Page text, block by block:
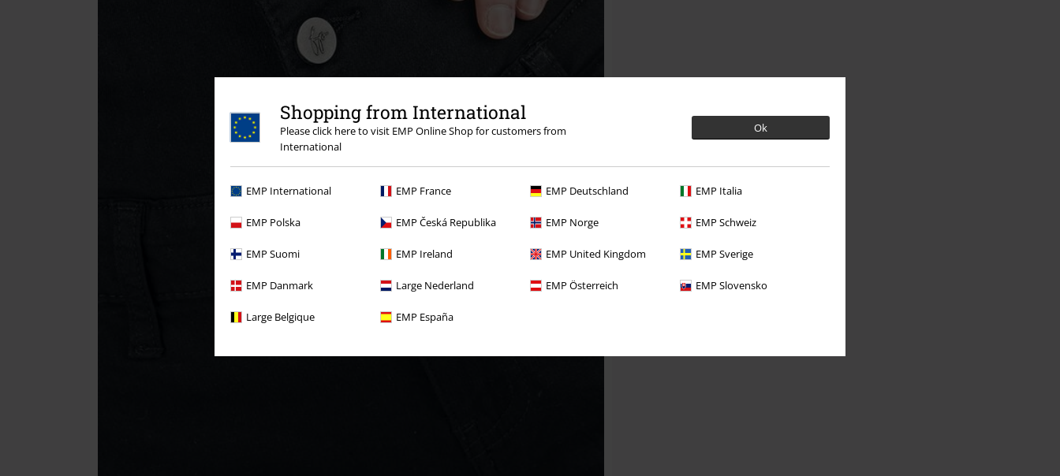
Shopping from International
Please click here to visit EMP Online Shop for customers from
International
Ok
EMP International EMP France EMP Deutschland EMP Italia
EMP Polska EMP Česká Republika EMP Norge EMP Schweiz
EMP Suomi EMP Ireland EMP United Kingdom EMP Sverige
EMP Danmark Large Nederland EMP Österreich EMP Slovensko
Large Belgique EMP España